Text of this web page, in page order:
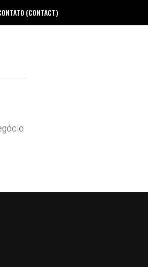
(CONTACT)